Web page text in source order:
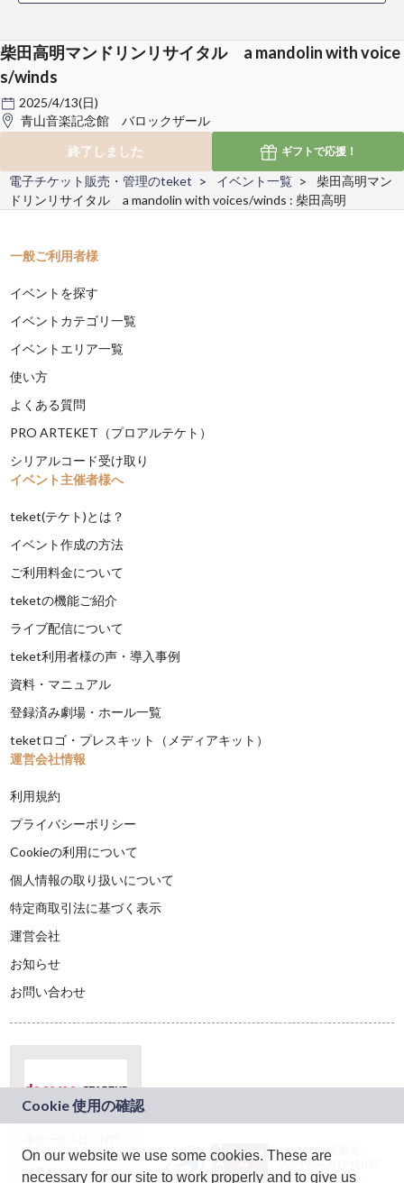
柴田高明マンドリンリサイタル a mandolin with voice
s/winds
2025/4/13(日)
青山音楽記念館 バロックザール
終了しました
ギフトで応援！
電子チケット販売・管理のteket イベント一覧
柴田高明マン
ドリンリサイタル a mandolin with voices/winds : 柴田高明
一般ご利用者様
イベントを探す
イベントカテゴリ一覧
イベントエリア一覧
使い方
よくある質問
PRO ARTEKET（プロアルテケト）
シリアルコード受け取り
イベント主催者様へ
teket(テケト)とは？
イベント作成の方法
ご利用料金について
teketの機能ご紹介
ライブ配信について
teket利用者様の声・導入事例
資料・マニュアル
登録済み劇場・ホール一覧
teketロゴ・プレスキット（メディアキット）
運営会社情報
利用規約
プライバシーポリシー
Cookieの利用について
個人情報の取り扱いについて
特定商取引法に基づく表示
運営会社
お知らせ
お問い合わせ
ドコモグループの新
規事業創出プログラ
JASRAC許諾番号：
9024936001Y45037
JASRAC許諾番号：
On our website we use some cookies. These are
necessary for our site to work properly and to give us